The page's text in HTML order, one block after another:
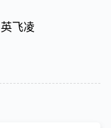
英飞凌